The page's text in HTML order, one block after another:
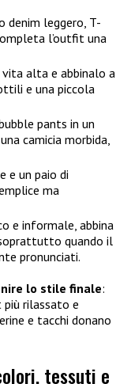
denim leggero, T-
l’outfit una
alta e abbinalo a
e una piccola
pants in un
camicia morbida,
e un paio di
ma
e informale, abbina
quando il
pronunciati.
lo stile finale:
rilassato e
e tacchi donano
tessuti e